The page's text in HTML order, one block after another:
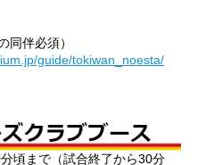
同伴必須）
guide/tokiwan_noesta/
頃まで（試合終了から30分